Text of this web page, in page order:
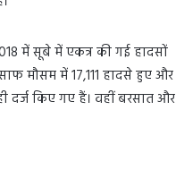
में सूबे में एकत्र की गई हादसों
मौसम में 17,111 हादसे हुए और
दर्ज किए गए हैं। वहीं बरसात और